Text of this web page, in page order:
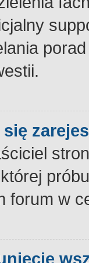
forum w